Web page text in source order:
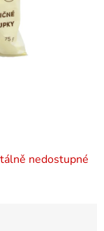
nedostupné